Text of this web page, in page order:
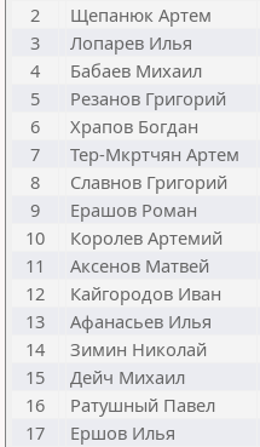
2
Щепанюк Артем
3
Лопарев Илья
4
Бабаев Михаил
5
Резанов Григорий
6
Храпов Богдан
7
Тер-Мкртчян Артем
8
Славнов Григорий
9
Ерашов Роман
10
Королев Артемий
11
Аксенов Матвей
12
Кайгородов Иван
13
Афанасьев Илья
14
Зимин Николай
15
Дейч Михаил
16
Ратушный Павел
17
Ершов Илья